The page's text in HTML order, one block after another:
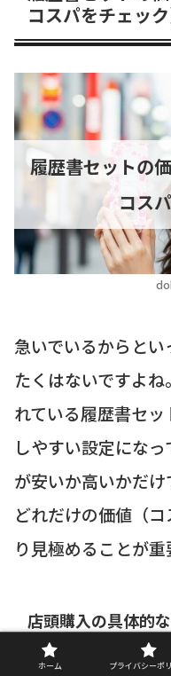
コスパをチェック
履歴書セットの
コス
急いでいるからと
たくはないですよ
れている履歴書セ
しやすい設定にな
が安いか高いかだ
どれだけの価値（
り見極めることが重
店頭購入の具体的
ホーム プライバシーポ